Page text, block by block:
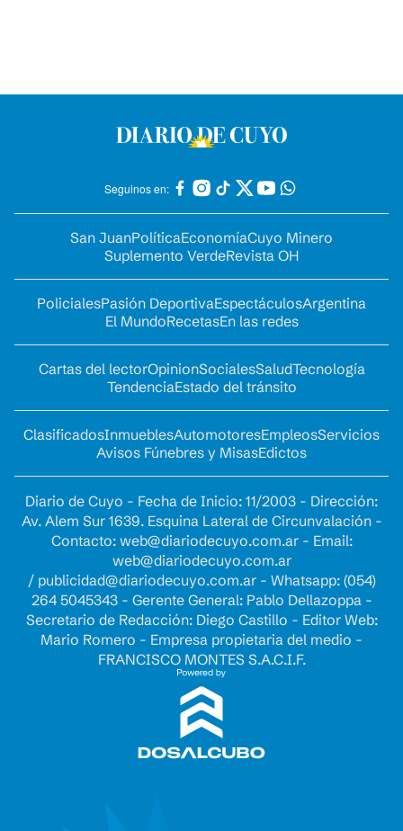
Seguinos en:
San JuanPolíticaEconomíaCuyo Minero
Suplemento VerdeRevista OH
PolicialesPasión DeportivaEspectáculosArgentina
El MundoRecetasEn las redes
Cartas del lectorOpinionSocialesSaludTecnología
TendenciaEstado del tránsito
ClasificadosInmueblesAutomotoresEmpleosServicios
Avisos Fúnebres y MisasEdictos
Diario de Cuyo - Fecha de Inicio: 11/2003 - Dirección:
Av. Alem Sur 1639. Esquina Lateral de Circunvalación -
Contacto: web@diariodecuyo.com.ar- Email:
web@diariodecuyo.com.ar
/ publicidad@diariodecuyo.com.ar- Whatsapp: (054)
264 5045343 - Gerente General: Pablo Dellazoppa -
Secretario de Redacción: Diego Castillo - Editor Web:
Mario Romero - Empresa propietaria del medio -
FRANCISCO MONTES S.A.C.I.F.